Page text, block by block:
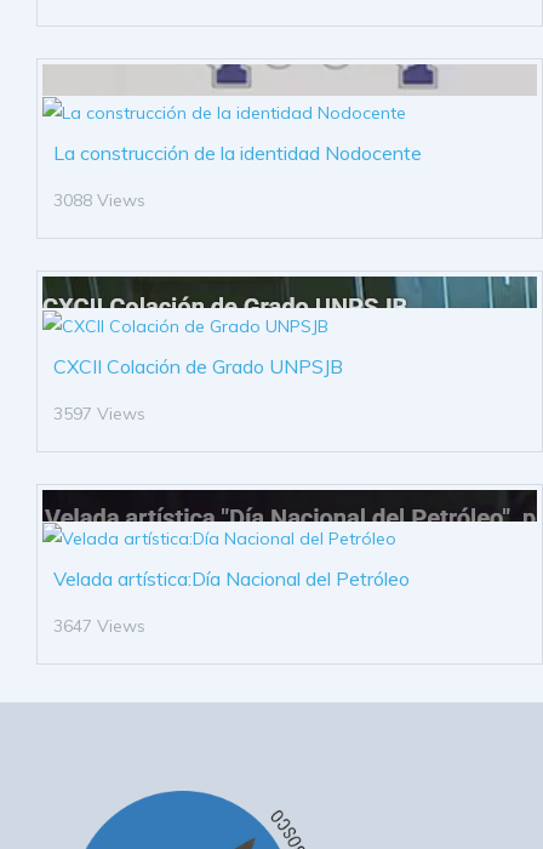
La construcción de la identidad Nodocente
3088 Views
CXCII Colación de Grado UNPSJB
3597 Views
Velada artística:Día Nacional del Petróleo
3647 Views